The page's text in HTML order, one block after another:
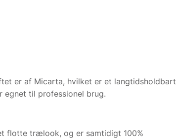
er af Micarta, hvilket er et langtidsholdbart
egnet til professionel brug.
flotte trælook, og er samtidigt 100%